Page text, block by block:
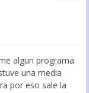
algun programa
una media
por eso sale la